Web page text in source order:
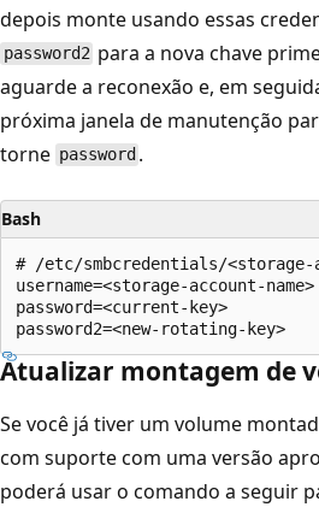
depois monte usando essas
password2 para a nova chave
aguarde a reconexão e, em
próxima janela de manutenção
torne password .
Bash
# /etc/smbcredentials/<storage-
username=<storage-account-name>
password=<current-key>
Atualizar montagem de
Se você já tiver um volume
com suporte com uma versão
poderá usar o comando a seguir